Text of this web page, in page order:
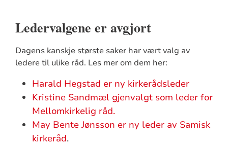
Ledervalgene er avgjort
Dagens kanskje største saker har vært valg av
ledere til ulike råd. Les mer om dem her:
Harald Hegstad er ny kirkerådsleder
Kristine Sandmæl gjenvalgt som leder for
Mellomkirkelig råd.
May Bente Jønsson er ny leder av Samisk
kirkeråd.